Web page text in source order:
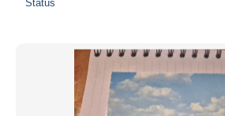
Status